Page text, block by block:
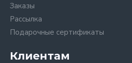
Заказы
Рассылка
Подарочные сертификаты
Клиентам